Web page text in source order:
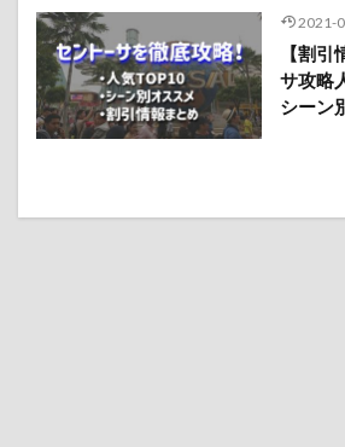
2021-
【割
サ攻略
シーン